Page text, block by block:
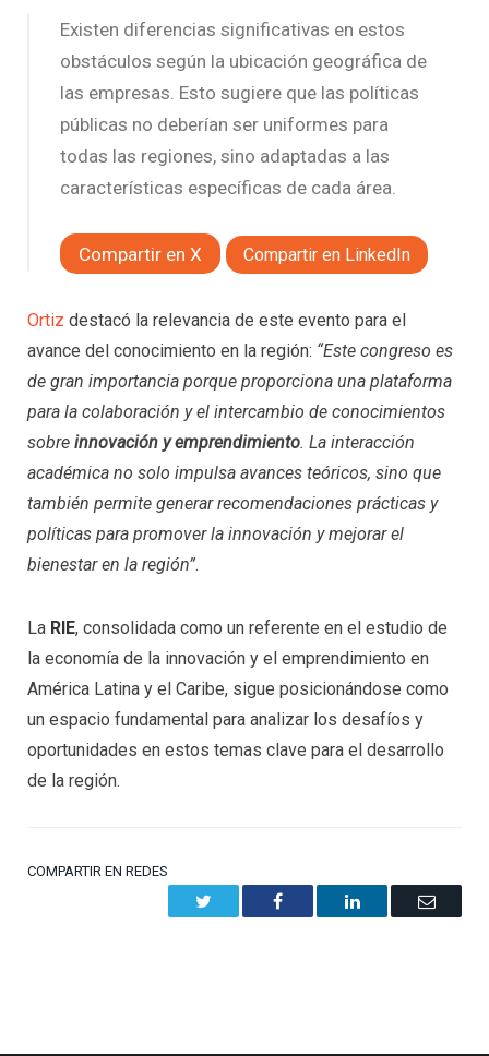
Existen diferencias significativas en estos
obstáculos según la ubicación geográfica de
las empresas. Esto sugiere que las políticas
públicas no deberían ser uniformes para
todas las regiones, sino adaptadas a las
características específicas de cada área.
Compartir en X Compartir en LinkedIn
Ortiz destacó la relevancia de este evento para el
avance del conocimiento en la región: “Este congreso es
de gran importancia porque proporciona una plataforma
para la colaboración y el intercambio de conocimientos
sobre innovación y emprendimiento. La interacción
académica no solo impulsa avances teóricos, sino que
también permite generar recomendaciones prácticas y
políticas para promover la innovación y mejorar el
bienestar en la región”.
La RIE, consolidada como un referente en el estudio de
la economía de la innovación y el emprendimiento en
América Latina y el Caribe, sigue posicionándose como
un espacio fundamental para analizar los desafíos y
oportunidades en estos temas clave para el desarrollo
de la región.
COMPARTIR EN REDES
Facebook LinkedIn Email